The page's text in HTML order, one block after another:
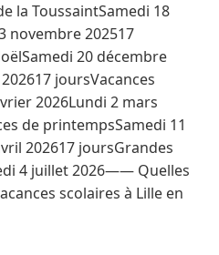
la ToussaintSamedi 18
novembre 202517
20 décembre
joursVacances
2026Lundi 2 mars
de printempsSamedi 11
202617 joursGrandes
4 juillet 2026—— Quelles
scolaires à Lille en